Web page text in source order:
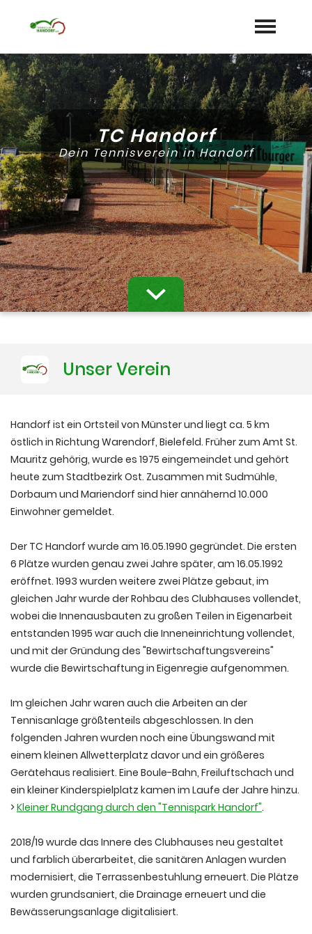
Startseite
Aktuelles
Termine
Unser Verein expand_more
Mannschaften
Jugend expand_more
Sponsoren
Galerie
Platzbuchung
TC Handorf
Dein Tennisverein in Handorf
Unser Verein
Handorf ist ein Ortsteil von Münster und liegt ca. 5 km
östlich in Richtung Warendorf, Bielefeld. Früher zum Amt St.
Mauritz gehörig, wurde es 1975 eingemeindet und gehört
heute zum Stadtbezirk Ost. Zusammen mit Sudmühle,
Dorbaum und Mariendorf sind hier annähernd 10.000
Einwohner gemeldet.
Der TC Handorf wurde am 16.05.1990 gegründet. Die ersten
6 Plätze wurden genau zwei Jahre später, am 16.05.1992
eröffnet. 1993 wurden weitere zwei Plätze gebaut, im
gleichen Jahr wurde der Rohbau des Clubhauses vollendet,
wobei die Innenausbauten zu großen Teilen in Eigenarbeit
entstanden 1995 war auch die Inneneinrichtung vollendet,
und mit der Gründung des "Bewirtschaftungsvereins"
wurde die Bewirtschaftung in Eigenregie aufgenommen.
Im gleichen Jahr waren auch die Arbeiten an der
Tennisanlage größtenteils abgeschlossen. In den
folgenden Jahren wurden noch eine Übungswand mit
einem kleinen Allwetterplatz davor und ein größeres
Gerätehaus realisiert. Eine Boule-Bahn, Freiluftschach und
ein kleiner Kinderspielplatz kamen im Laufe der Jahre hinzu.
>Kleiner Rundgang durch den "Tennispark Handorf".
2018/19 wurde das Innere des Clubhauses neu gestaltet
und farblich überarbeitet, die sanitären Anlagen wurden
modernisiert, die Terrassenbestuhlung erneuert. Die Plätze
wurden grundsaniert, die Drainage erneuert und die
Bewässerungsanlage digitalisiert.